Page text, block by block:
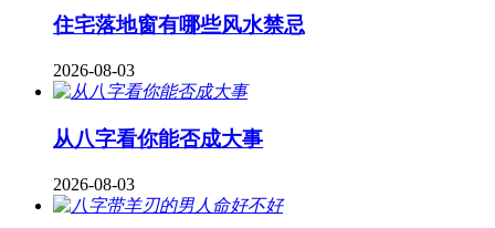
住宅落地窗有哪些风水禁忌
2026-08-03
从八字看你能否成大事
2026-08-03